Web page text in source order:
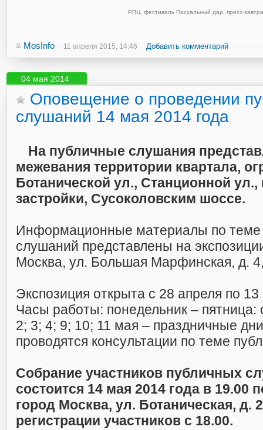
РПЦ, фестиваль Пасхальный дар пресс-
MosInfo 11 апреля 2015, 14:46 Добавить комментарий
04 мая 2014
Оповещение о проведении
слушаний 14 мая 2014 года
На публичные слушания
межевания территории квартала,
Ботанической ул., Станционной
застройки, Сусоколовским шоссе.
Информационные материалы по теме
слушаний представлены на
Москва, ул. Большая Марфинская, д.
Экспозиция открыта с 28 апреля по
Часы работы: понедельник – пятница:
2; 3; 4; 9; 10; 11 мая – праздничные
проводятся консультации по теме
Собрание участников публичных
состоится 14 мая 2014 года в 19.00
город Москва, ул. Ботаническая, д.
регистрации участников с 18.00.